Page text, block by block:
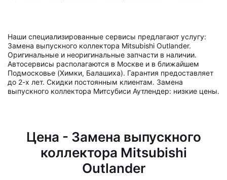
Наши специализированные сервисы предлагают услугу:
Замена выпускного коллектора Mitsubishi Outlander.
Оригинальные и неоригинальные запчасти в наличии.
Автосервисы располагаются в Москве и в ближайшем
Подмосковье (Химки, Балашиха). Гарантия предоставляет
до 2-х лет. Скидки постоянным клиентам. Замена
выпускного коллектора Митсубиси Аутлендер: низкие цены.
Цена - Замена выпускного
коллектора Mitsubishi
Outlander